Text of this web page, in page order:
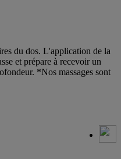
du dos. L'application de la
et prépare à recevoir un
*Nos massages sont